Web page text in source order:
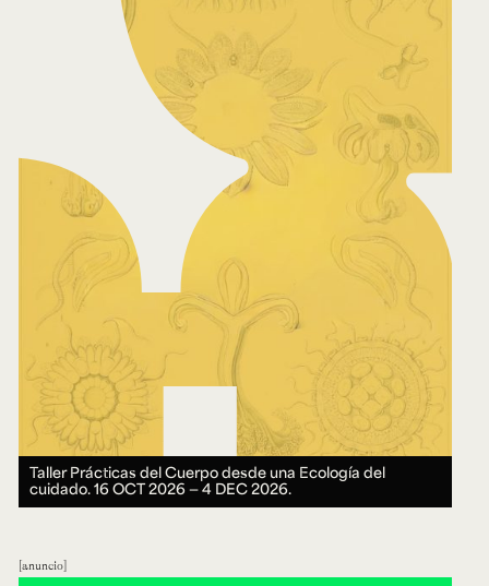
Taller Prácticas del Cuerpo desde una Ecología del
cuidado.16 OCT 2026 ― 4 DEC 2026.
anuncio